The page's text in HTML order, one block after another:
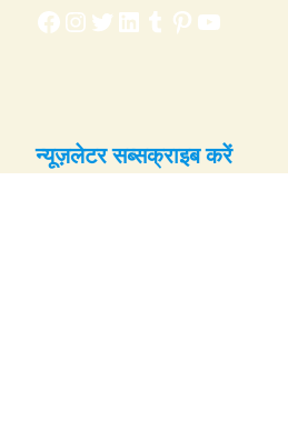
Facebook
Instagram
Twitter
LinkedIn
Tumblr
Pinterest
YouTube
न्यूज़लेटर सब्सक्राइब करें